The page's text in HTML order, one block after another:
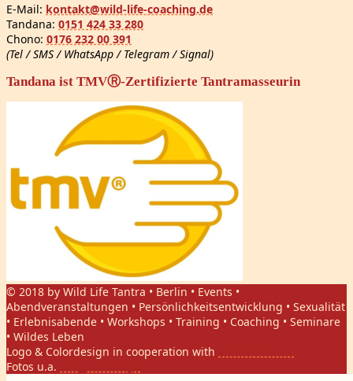
E-Mail: kontakt@wild-life-coaching.de
Tandana: 0151 424 33 280
Chono: 0176 232 00 391
(Tel / SMS / WhatsApp / Telegram / Signal)
Tandana ist TMVⓇ-Zertifizierte Tantramasseurin
© 2018 by Wild Life Tantra • Berlin • Events •
Abendveranstaltungen • Persönlichkeitsentwicklung • Sexualität
• Erlebnisabende • Workshops • Training • Coaching • Seminare
• Wildes Leben
Logo & Colordesign in cooperation with
Fotos u.a.